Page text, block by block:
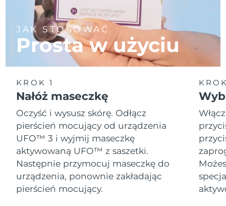
JAK STOSOWAĆ
Prosta w użyciu
KROK 1
Nałóż maseczkę
Oczyść i wysusz skórę. Odłącz
pierścień mocujący od urządzenia
UFO™ 3 i wyjmij maseczkę
aktywowaną UFO™ z saszetki.
Następnie przymocuj maseczkę do
urządzenia, ponownie zakładając
pierścień mocujący.